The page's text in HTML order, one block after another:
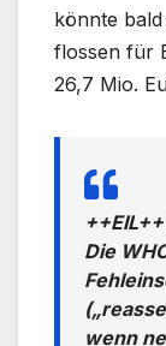
könnte
flossen für
26,7 Mio.
Die
wenn